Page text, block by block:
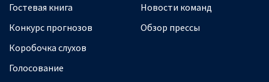
Гостевая книга
Конкурс прогнозов
Коробочка слухов
Голосование
Новости команд
Обзор прессы